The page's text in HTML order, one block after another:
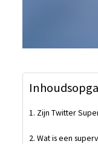
Zijn Twitter
Wat is een